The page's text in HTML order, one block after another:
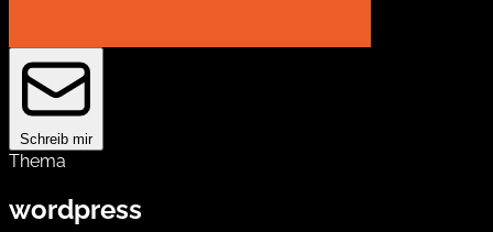
Schreib mir
Thema
wordpress